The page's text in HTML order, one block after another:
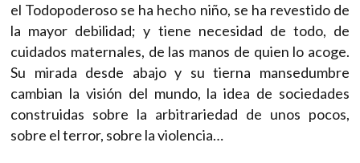
el Todopoderoso se ha hecho niño, se ha revestido de
la mayor debilidad; y tiene necesidad de todo, de
cuidados maternales, de las manos de quien lo acoge.
Su mirada desde abajo y su tierna mansedumbre
cambian la visión del mundo, la idea de sociedades
construidas sobre la arbitrariedad de unos pocos,
sobre el terror, sobre la violencia…